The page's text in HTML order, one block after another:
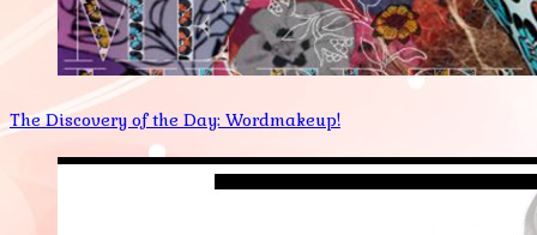
The Discovery of the Day: Wordmakeup!